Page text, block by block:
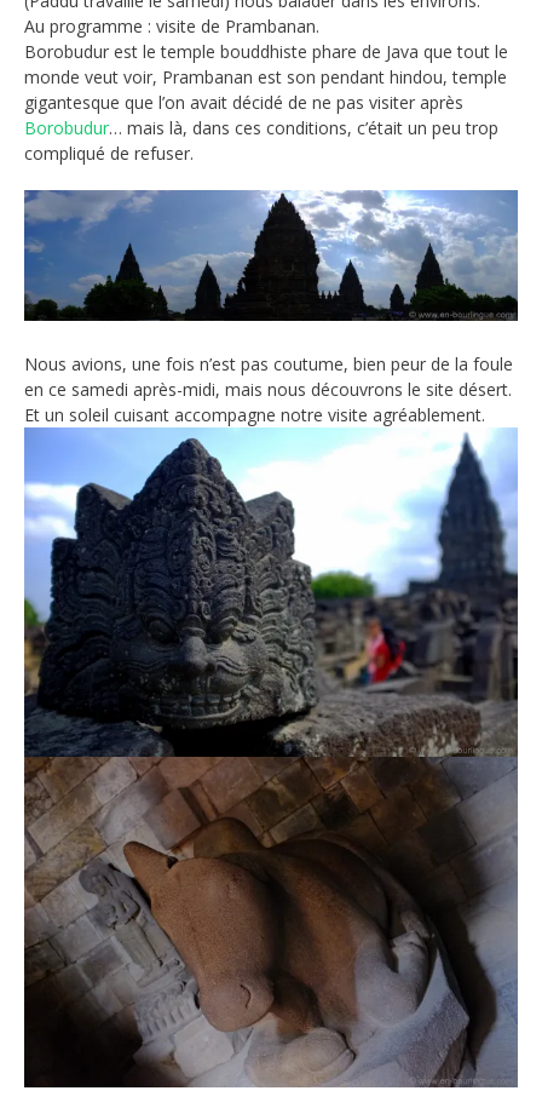
Au programme : visite de Prambanan.
Borobudur est le temple bouddhiste phare de Java que tout le
monde veut voir, Prambanan est son pendant hindou, temple
gigantesque que l’on avait décidé de ne pas visiter après
Borobudur… mais là, dans ces conditions, c’était un peu trop
compliqué de refuser.
Nous avions, une fois n’est pas coutume, bien peur de la foule
en ce samedi après-midi, mais nous découvrons le site désert.
Et un soleil cuisant accompagne notre visite agréablement.